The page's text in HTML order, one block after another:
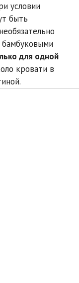
условии
быть
для одной
кровати в